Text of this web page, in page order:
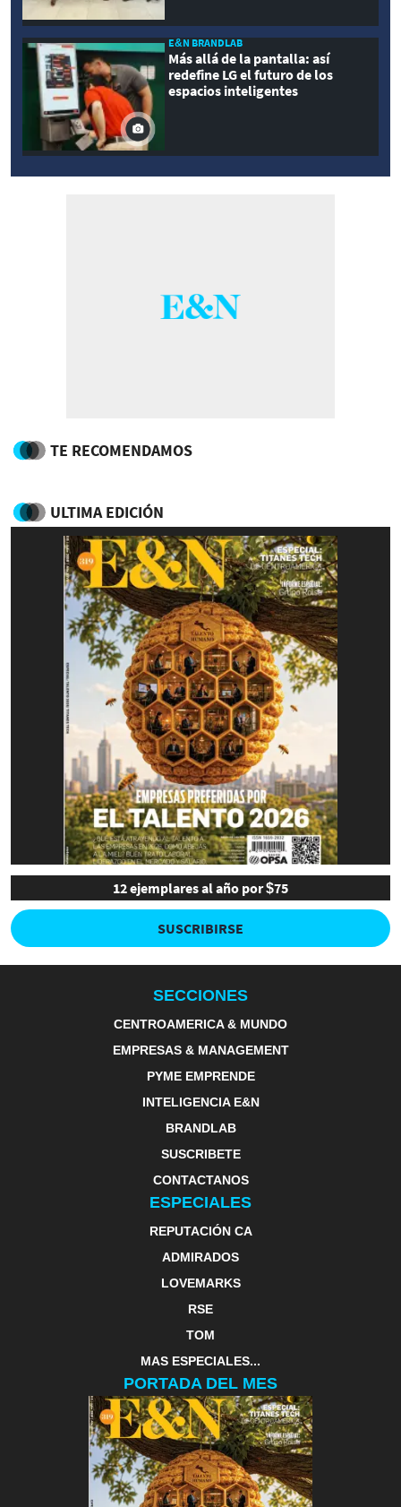
E&N BRANDLAB
Más allá de la pantalla: así
redefine LG el futuro de los
espacios inteligentes
TE RECOMENDAMOS
ULTIMA EDICIÓN
12 ejemplares al año por $75
SUSCRIBIRSE
SECCIONES
CENTROAMERICA & MUNDO
EMPRESAS & MANAGEMENT
PYME EMPRENDE
INTELIGENCIA E&N
BRANDLAB
SUSCRIBETE
CONTACTANOS
ESPECIALES
REPUTACIÓN CA
ADMIRADOS
LOVEMARKS
RSE
TOM
MAS ESPECIALES...
PORTADA DEL MES